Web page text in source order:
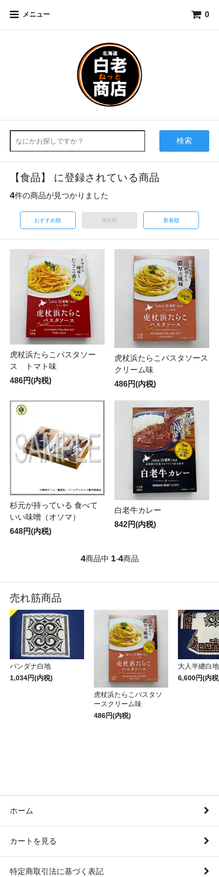
メニュー 0
検索
【食品】 に登録されている商品
4件の商品が見つかりました
おすすめ順 価格順 新着順
虎杖浜たらこパスタソー
ス トマト味
486円(内税)
虎杖浜たらこパスタソース
クリーム味
486円(内税)
杉元が持っている 食べて
いい味噌（オソマ）
648円(内税)
白老牛カレー
842円(内税)
4商品中 1-4商品
売れ筋商品
バンダナ白地
1,034円(内税)
虎杖浜たらこパスタソ
ースクリーム味
486円(内税)
大人半纏白地
6,600円(内
ホーム
カートを見る
特定商取引法に基づく表記